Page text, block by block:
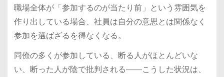
職場全体が「参加するのが当たり前」という雰囲気を
作り出している場合、社員は自分の意思とは関係なく
参加を選ばざるを得なくなる。
同僚の多くが参加している、断る人がほとんどいな
い、断った人が陰で批判される――こうした状況は、